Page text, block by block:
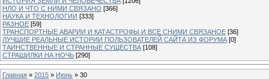
НЛО И ЧТО С НИМИ СВЯЗАНО [366]
НАУКА И ТЕХНОЛОГИИ [333]
РАЗНОЕ [59]
ТРАНСПОРТНЫЕ АВАРИИ И КАТАСТРОФЫ И ВСЕ СНИМИ СВЯЗАНОЕ [36]
ЛУЧШИЕ РЕАЛЬНЫЕ ИСТОРИИ ПОЛЬЗОВАТЕЛЕЙ САЙТА ИЗ ФОРУМА [0]
ТАИНСТВЕННЫЕ И СТРАННЫЕ СУЩЕСТВА [108]
СТРАШИЛКИ НА НОЧЬ [290]
Главная » 2015 » Июнь » 30